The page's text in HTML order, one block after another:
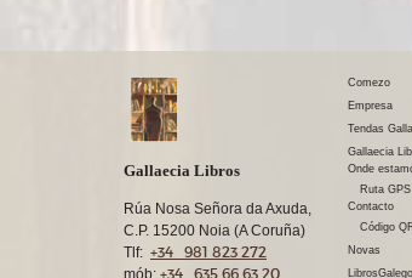
Gallaecia Libros
Rúa Nosa Señora da Axuda,
C.P. 15200 Noia (A Coruña)
Tlf: +34 981 823 272
mób: +34 635 66 63 20
Comezo
Empresa
Tendas
Gallaecia
Onde
Ruta GPS
Contacto
Código
Novas